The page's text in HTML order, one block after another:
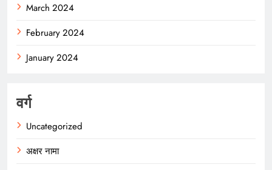
March 2024
February 2024
January 2024
वर्ग
Uncategorized
अक्षर नामा